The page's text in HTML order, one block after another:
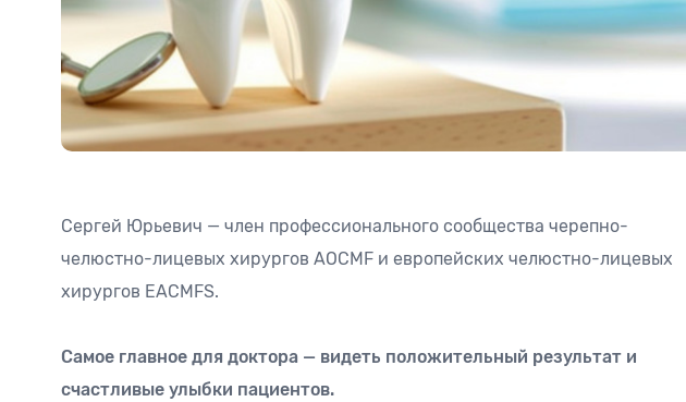
Сергей Юрьевич — член профессионального сообщества черепно-
челюстно-лицевых хирургов AOCMF и европейских челюстно-лицевых
хирургов EACMFS.
Самое главное для доктора — видеть положительный результат и
счастливые улыбки пациентов.